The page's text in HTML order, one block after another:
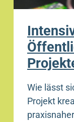
Wie lässt
Projekt